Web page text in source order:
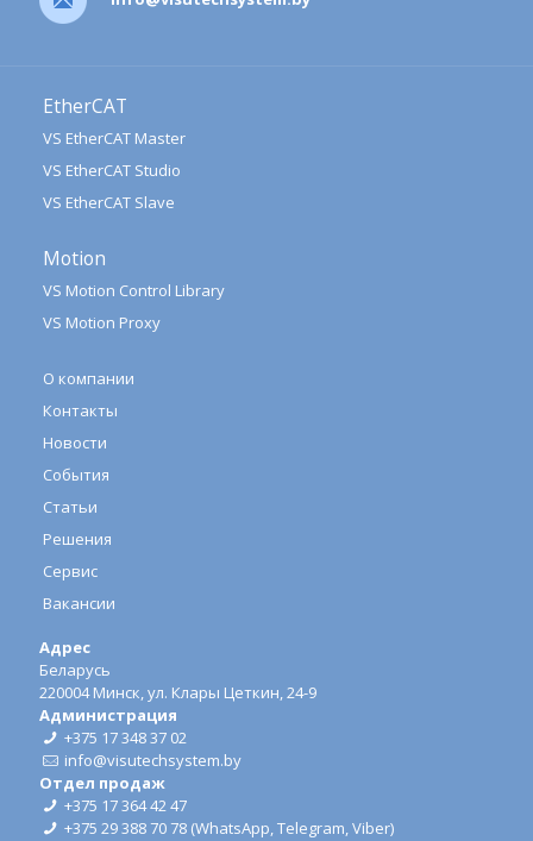
EtherCAT
VS EtherCAT Master
VS EtherCAT Studio
VS EtherCAT Slave
Motion
VS Motion Control Library
VS Motion Proxy
О компании
Контакты
Новости
События
Статьи
Решения
Сервис
Вакансии
Адрес
Беларусь
220004 Минск, ул. Клары Цеткин, 24-9
Администрация
+375 17 348 37 02
info@visutechsystem.by
Отдел продаж
+375 17 364 42 47
+375 29 388 70 78 (WhatsApp,Telegram,Viber)